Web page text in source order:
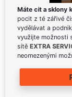
Máte cit a sklony
pocit z té zářivé
vydělávat a
využijte možnosti
sítě EXTRA
neomezenými